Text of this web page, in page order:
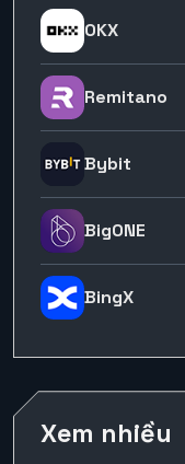
OKX
Remitano
Bybit
BigONE
BingX
Xem nhiều